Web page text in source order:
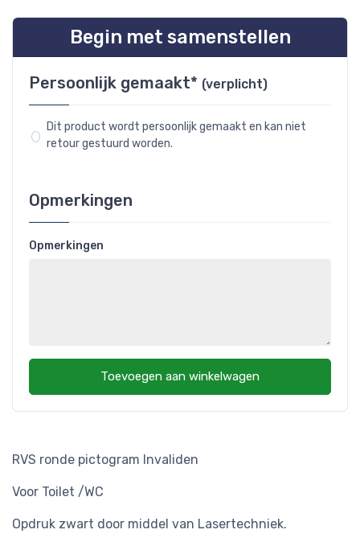
RVS ronde pictogram Invaliden
Voor Toilet /WC
Opdruk zwart door middel van Lasertechniek.
Begin met samenstellen
Persoonlijk gemaakt* (verplicht)
Dit product wordt persoonlijk gemaakt en kan niet
retour gestuurd worden.
Opmerkingen
Opmerkingen
Toevoegen aan winkelwagen